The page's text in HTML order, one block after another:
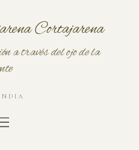
Cortajarena
a través del ojo de la